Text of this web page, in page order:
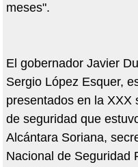
meses".
El gobernador Javier
Sergio López Esquer,
presentados en la XXX
de seguridad que
Alcántara Soriana,
Nacional de Seguridad